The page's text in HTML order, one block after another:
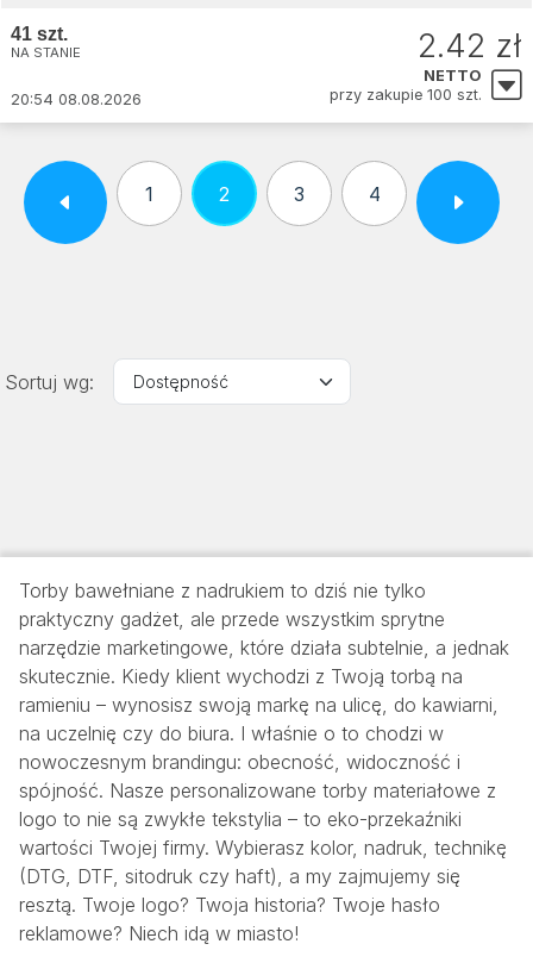
Torby bawełniane z nadrukiem to dziś nie tylko
praktyczny gadżet, ale przede wszystkim sprytne
narzędzie marketingowe, które działa subtelnie, a jednak
skutecznie. Kiedy klient wychodzi z Twoją torbą na
ramieniu – wynosisz swoją markę na ulicę, do kawiarni,
na uczelnię czy do biura. I właśnie o to chodzi w
nowoczesnym brandingu: obecność, widoczność i
spójność. Nasze personalizowane torby materiałowe z
logo to nie są zwykłe tekstylia – to eko-przekaźniki
wartości Twojej firmy. Wybierasz kolor, nadruk, technikę
(DTG, DTF, sitodruk czy haft), a my zajmujemy się
resztą. Twoje logo? Twoja historia? Twoje hasło
reklamowe? Niech idą w miasto!
41 szt.
NA STANIE
20:54 08.08.2026
2.42 zł
NETTO
przy zakupie 100 szt.
1 2 3 4
Sortuj wg: